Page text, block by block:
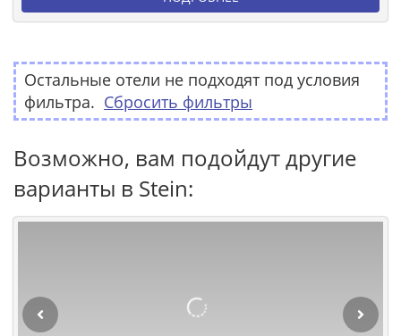
Остальные отели не подходят под условия
фильтра. Сбросить фильтры
Возможно, вам подойдут другие
варианты в Stein: